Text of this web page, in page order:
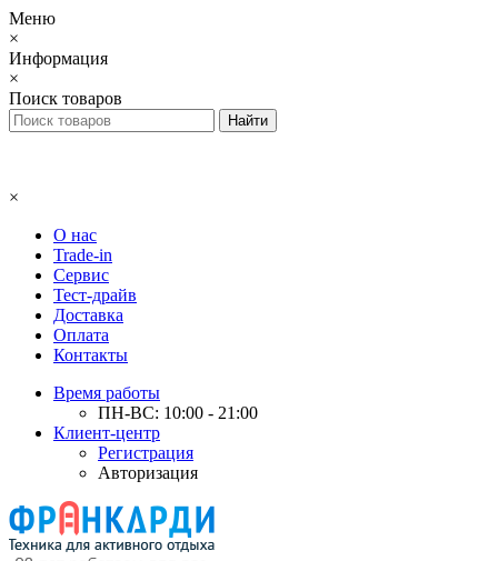
Меню
×
Информация
×
Поиск товаров
×
О нас
Trade-in
Сервис
Тест-драйв
Доставка
Оплата
Контакты
Время работы
ПН-ВС: 10:00 - 21:00
Клиент-центр
Регистрация
Авторизация